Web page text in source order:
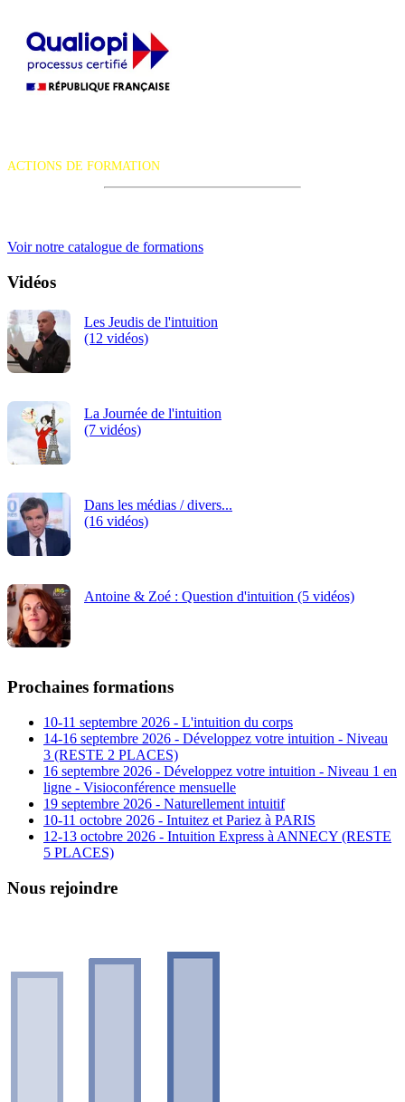
ACTIONS DE FORMATION
Voir notre catalogue de formations
Vidéos
Les Jeudis de l'intuition
(12 vidéos)
La Journée de l'intuition
(7 vidéos)
Dans les médias / divers...
(16 vidéos)
Antoine & Zoé : Question d'intuition (5 vidéos)
Prochaines formations
10-11 septembre 2026 - L'intuition du corps
14-16 septembre 2026 - Développez votre intuition - Niveau
3 (RESTE 2 PLACES)
16 septembre 2026 - Développez votre intuition - Niveau 1 en
ligne - Visioconférence mensuelle
19 septembre 2026 - Naturellement intuitif
10-11 octobre 2026 - Intuitez et Pariez à PARIS
12-13 octobre 2026 - Intuition Express à ANNECY (RESTE
5 PLACES)
Nous rejoindre